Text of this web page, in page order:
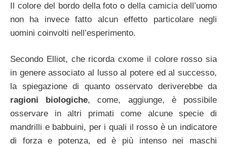
Il colore del bordo della foto o della camicia dell’uomo
non ha invece fatto alcun effetto particolare negli
uomini coinvolti nell’esperimento.
Secondo Elliot, che ricorda cxome il colore rosso sia
in genere associato al lusso al potere ed al successo,
la spiegazione di quanto osservato deriverebbe da
ragioni biologiche, come, aggiunge, è possibile
osservare in altri primati come alcune specie di
mandrilli e babbuini, per i quali il rosso è un indicatore
di forza e potenza, ed è più intenso nei maschi